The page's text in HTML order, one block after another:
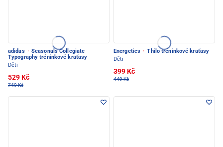
adidas · Seasonals Collegiate
Typography tréninkové kraťasy
Děti
529 Kč
749 Kč
Energetics · Thilo tréninkové kraťasy
Děti
399 Kč
449 Kč